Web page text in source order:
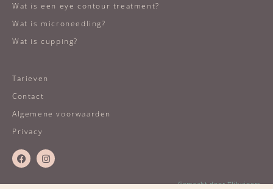
Wat is een eye contour treatment?
Wat is microneedling?
Wat is cupping?
Tarieven
Contact
Algemene voorwaarden
Privacy
Gemaakt door #ljkuipers